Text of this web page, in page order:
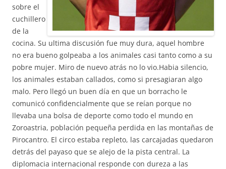
sobre el
cuchillero
de la
cocina. Su ultima discusión fue muy dura, aquel hombre
no era bueno golpeaba a los animales casi tanto como a su
pobre mujer. Miro de nuevo atrás no lo vio.Habia silencio,
los animales estaban callados, como si presagiaran algo
malo. Pero llegó un buen día en que un borracho le
comunicó confidencialmente que se reían porque no
llevaba una bolsa de deporte como todo el mundo en
Zoroastria, población pequeña perdida en las montañas de
Pirocantro. El circo estaba repleto, las carcajadas quedaron
detrás del payaso que se alejo de la pista central. La
diplomacia internacional responde con dureza a las